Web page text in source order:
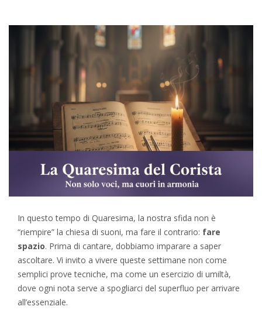
In questo tempo di Quaresima, la nostra sfida non è
“riempire” la chiesa di suoni, ma fare il contrario: fare
spazio. Prima di cantare, dobbiamo imparare a saper
ascoltare. Vi invito a vivere queste settimane non come
semplici prove tecniche, ma come un esercizio di umiltà,
dove ogni nota serve a spogliarci del superfluo per arrivare
all’essenziale.